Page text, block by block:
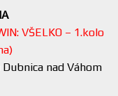
VŠELKO – 1.kolo
nad Váhom